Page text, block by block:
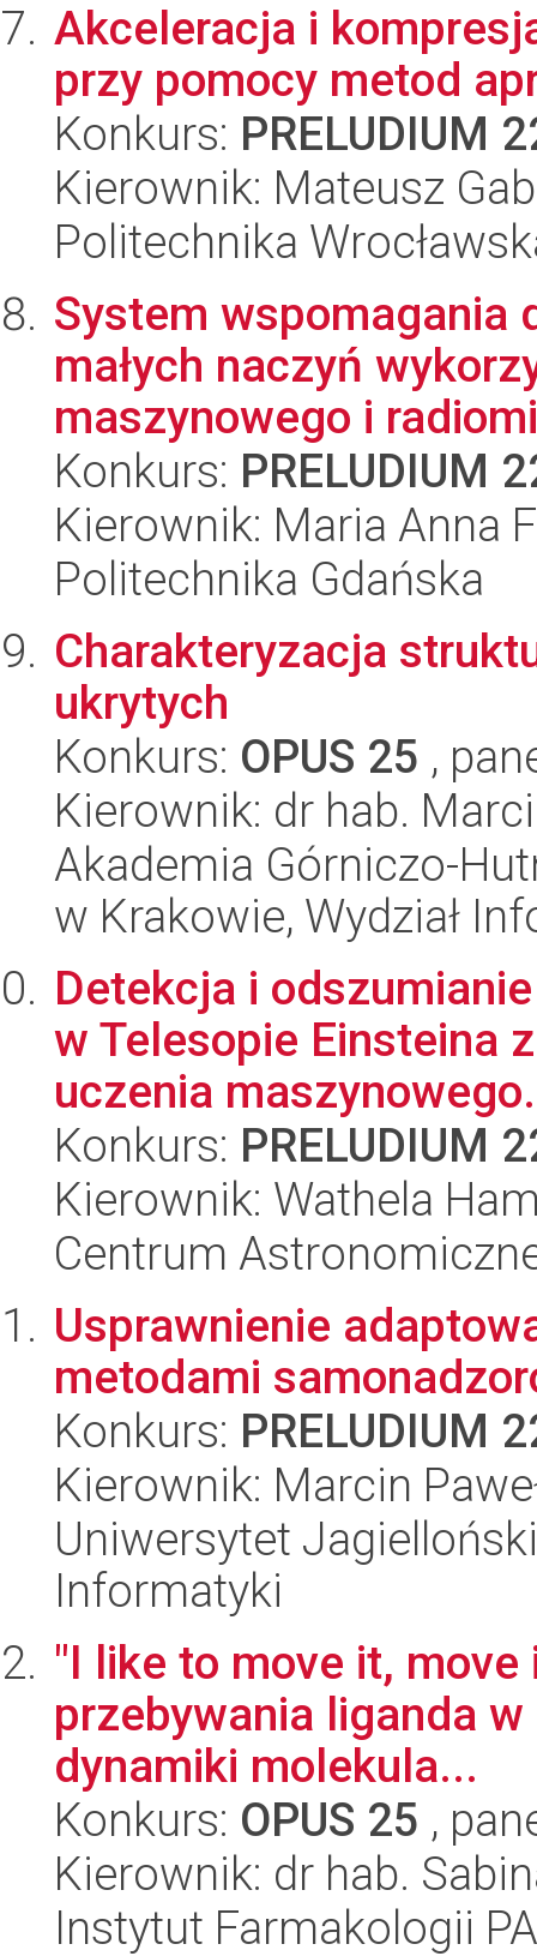
Akceleracja i
przy pomocy metod
Konkurs: PRELUDIUM
Kierownik: Mateusz
Politechnika
System wspomagania
małych naczyń
maszynowego i
Konkurs: PRELUDIUM
Kierownik: Maria Anna
Politechnika Gdańska
Charakteryzacja
ukrytych
Konkurs: OPUS 25 ,
Kierownik: dr hab.
Akademia Górniczo-
w Krakowie, Wydział
Detekcja i
w Telesopie Einsteina
uczenia
Konkurs: PRELUDIUM
Kierownik: Wathela
Centrum
Usprawnienie
metodami
Konkurs: PRELUDIUM
Kierownik: Marcin
Uniwersytet
Informatyki
"I like to move it,
przebywania liganda
dynamiki molekula...
Konkurs: OPUS 25 ,
Kierownik: dr hab.
Instytut Farmakologii